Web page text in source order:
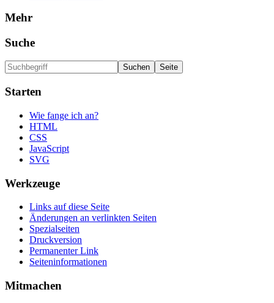
Mehr
Suche
Starten
Wie fange ich an?
HTML
CSS
JavaScript
SVG
Werkzeuge
Links auf diese Seite
Änderungen an verlinkten Seiten
Spezialseiten
Druckversion
Permanenter Link
Seiten­informationen
Mitmachen